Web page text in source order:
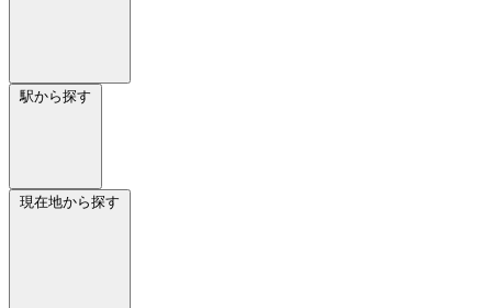
駅から探す
現在地から探す